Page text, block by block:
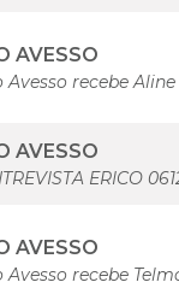
AVESSO
Avesso recebe
AVESSO
ERICO
AVESSO
Avesso recebe